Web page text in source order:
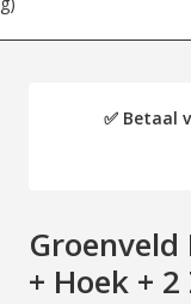
✅ Betaal
Groenveld
+ Hoek +